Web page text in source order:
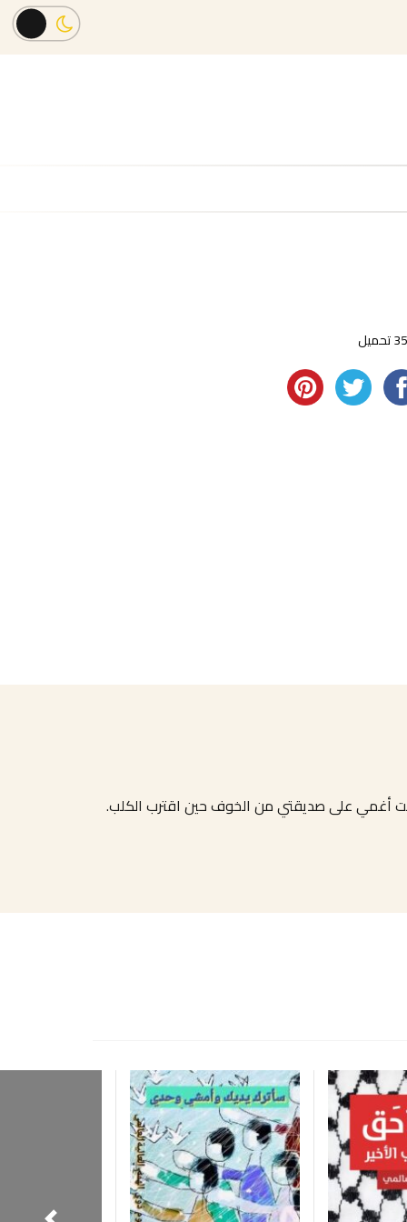
أغمي على صديقتي من الخوف حين اقترب الكلب.